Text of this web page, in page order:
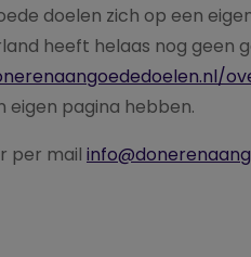
doelen zich op een
heeft helaas nog geen
eigen pagina hebben.
per mail